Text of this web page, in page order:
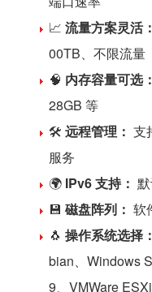
📈 流量方案灵活：
00TB、不限流量
🧠 内存容量可选：
28GB 等
🛠️ 远程管理： 支
服务
🌍 IPv6 支持：
💾 磁盘阵列： 软
🐧 操作系统选择：
bian、Windows
9、VMWare